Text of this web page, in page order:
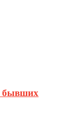
бывших